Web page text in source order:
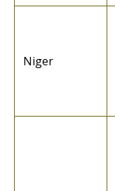
Niger